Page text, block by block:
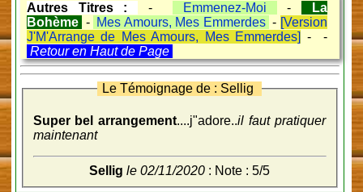
Autres Titres : - Emmenez-Moi -
La
Bohème - Mes Amours, Mes Emmerdes - [Version
J'M'Arrange de Mes Amours, Mes Emmerdes] - -
Retour en Haut de Page
Le Témoignage de : Sellig
Super bel arrangement....j"adore..il faut pratiquer
maintenant
Sellig le 02/11/2020 : Note : 5/5